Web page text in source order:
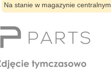
Na stanie w magazynie centralnym